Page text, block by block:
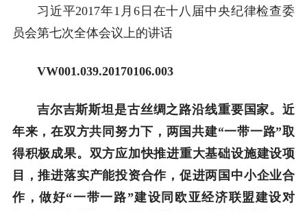
习近平2017年1月6日在十八届中央纪律检查委
员会第七次全体会议上的讲话
VW001.039.20170106.003
吉尔吉斯斯坦是古丝绸之路沿线重要国家。近
年来，在双方共同努力下，两国共建“一带一路”取
得积极成果。双方应加快推进重大基础设施建设项
目，推进落实产能投资合作，促进两国中小企业合
作，做好“一带一路”建设同欧亚经济联盟建设对